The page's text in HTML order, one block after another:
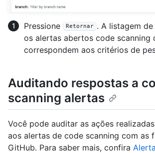
Pressione Retornar . A listagem
os alertas abertos code scanning
correspondem aos critérios de
Auditando respostas a
scanning alertas
Você pode auditar as ações
aos alertas de code scanning com as
GitHub. Para saber mais, confira